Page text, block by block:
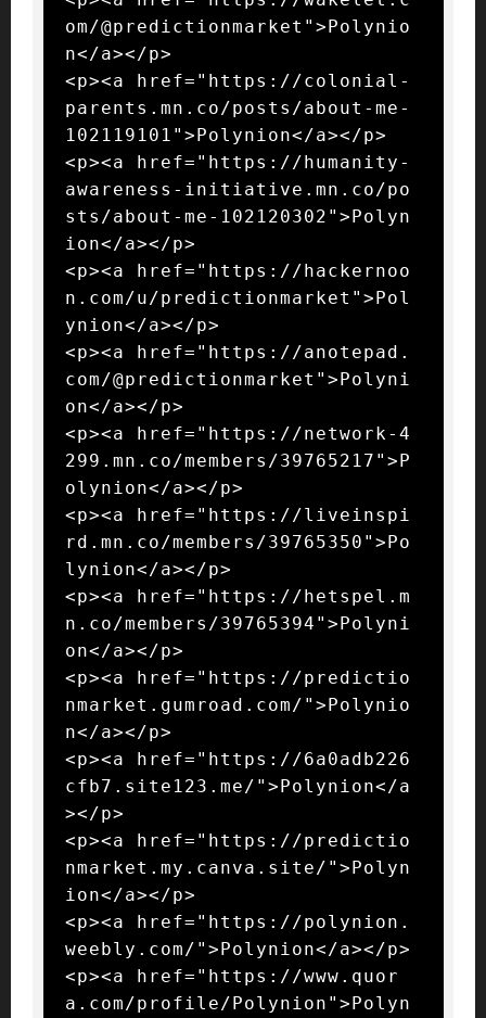
om/@predictionmarket">Polynio
n</a></p>
<p><a href="https://colonial-
parents.mn.co/posts/about-me-
102119101">Polynion</a></p>
<p><a href="https://humanity-
awareness-initiative.mn.co/po
sts/about-me-102120302">Polyn
ion</a></p>
<p><a href="https://hackernoo
n.com/u/predictionmarket">Pol
ynion</a></p>
<p><a href="https://anotepad.
com/@predictionmarket">Polyni
on</a></p>
<p><a href="https://network-4
299.mn.co/members/39765217">P
olynion</a></p>
<p><a href="https://liveinspi
rd.mn.co/members/39765350">Po
lynion</a></p>
<p><a href="https://hetspel.m
n.co/members/39765394">Polyni
on</a></p>
<p><a href="https://predictio
nmarket.gumroad.com/">Polynio
n</a></p>
<p><a href="https://6a0adb226
cfb7.site123.me/">Polynion</a
></p>
<p><a href="https://predictio
nmarket.my.canva.site/">Polyn
ion</a></p>
<p><a href="https://polynion.
weebly.com/">Polynion</a></p>
<p><a href="https://www.quor
a.com/profile/Polynion">Polyn